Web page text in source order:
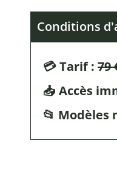
Conditions
💳Tarif : 79
📥 Accès
📂 Modèles